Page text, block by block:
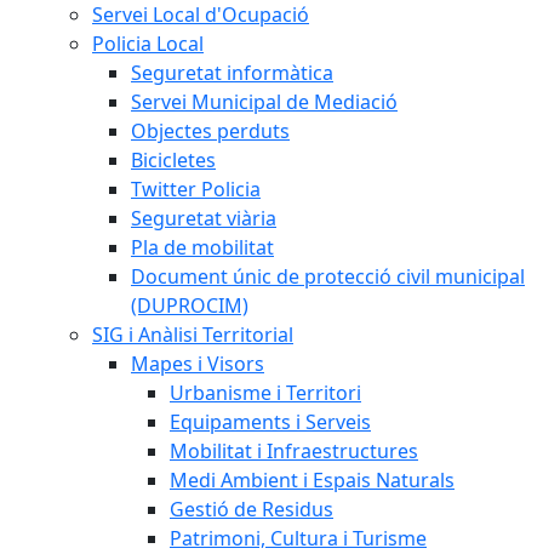
Servei Local d'Ocupació
Policia Local
Seguretat informàtica
Servei Municipal de Mediació
Objectes perduts
Bicicletes
Twitter Policia
Seguretat viària
Pla de mobilitat
Document únic de protecció civil municipal
(DUPROCIM)
SIG i Anàlisi Territorial
Mapes i Visors
Urbanisme i Territori
Equipaments i Serveis
Mobilitat i Infraestructures
Medi Ambient i Espais Naturals
Gestió de Residus
Patrimoni, Cultura i Turisme